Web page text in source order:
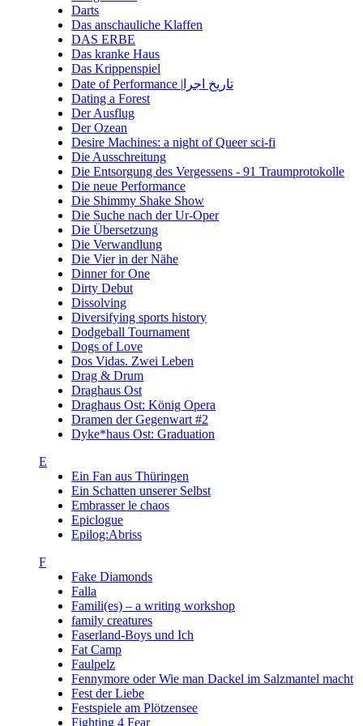
Darts
Das anschauliche Klaffen
DAS ERBE
Das kranke Haus
Das Krippenspiel
Date of Performance |تاریخ اجرا
Dating a Forest
Der Ausflug
Der Ozean
Desire Machines: a night of Queer sci-fi
Die Ausschreitung
Die Entsorgung des Vergessens - 91 Traumprotokolle
Die neue Performance
Die Shimmy Shake Show
Die Suche nach der Ur-Oper
Die Übersetzung
Die Verwandlung
Die Vier in der Nähe
Dinner for One
Dirty Debut
Dissolving
Diversifying sports history
Dodgeball Tournament
Dogs of Love
Dos Vidas. Zwei Leben
Drag & Drum
Draghaus Ost
Draghaus Ost: König Opera
Dramen der Gegenwart #2
Dyke*haus Ost: Graduation
E
Ein Fan aus Thüringen
Ein Schatten unserer Selbst
Embrasser le chaos
Epiclogue
Epilog:Abriss
F
Fake Diamonds
Falla
Famili(es) – a writing workshop
family creatures
Faserland-Boys und Ich
Fat Camp
Faulpelz
Fennymore oder Wie man Dackel im Salzmantel macht
Fest der Liebe
Festspiele am Plötzensee
Fighting 4 Fear